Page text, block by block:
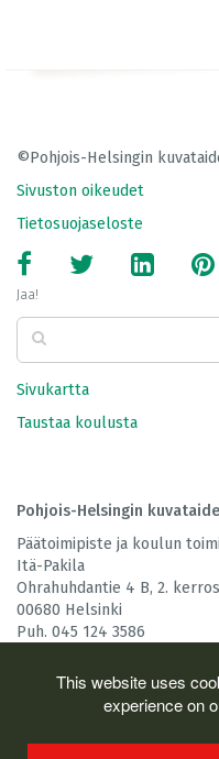
This website uses
experience on
©Pohjois-Helsingin
Sivuston oikeudet
Tietosuojaseloste
Jaa!
Sivukartta
Taustaa koulusta
Pohjois-Helsingin
Päätoimipiste ja koulun
Itä-Pakila
Ohrahuhdantie 4 B, 2. kerros
00680 Helsinki
Puh. 045 124 3586
Koulun toimintaa tukee